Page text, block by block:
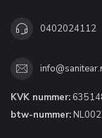
0402024112
KVK nummer:
btw-nummer: